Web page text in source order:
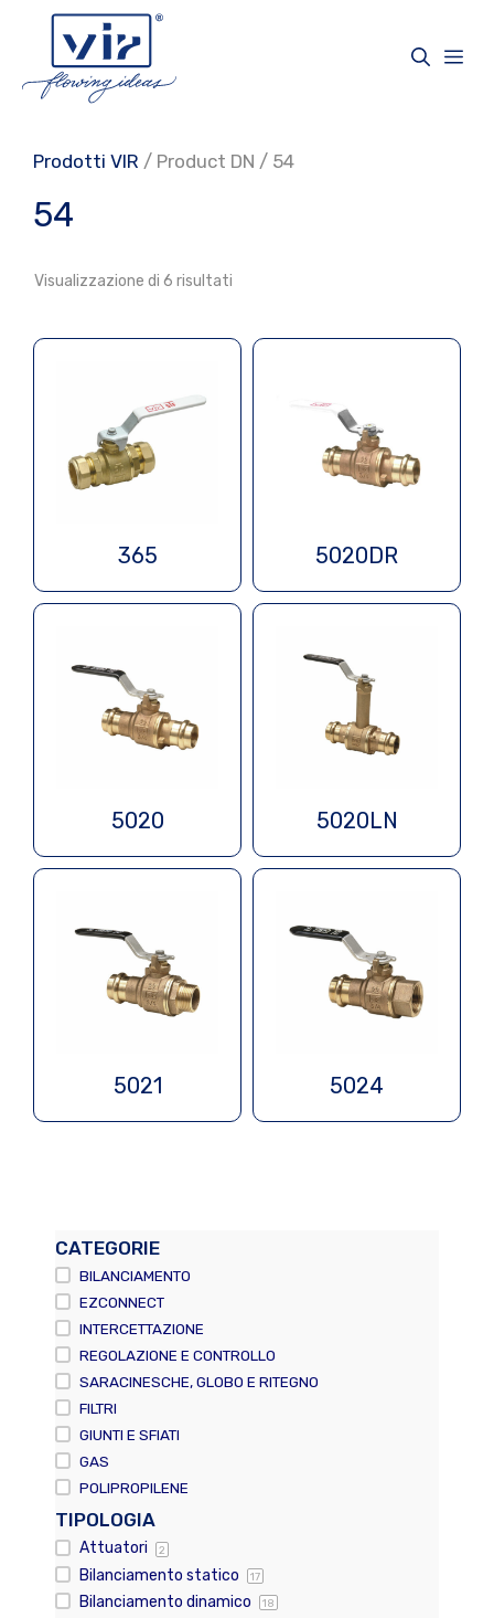
contenuto
Prodotti VIR / Product DN / 54
54
Visualizzazione di 6 risultati
365 5020DR
5020 5020LN
5021 5024
CATEGORIE
BILANCIAMENTO
EZCONNECT
INTERCETTAZIONE
REGOLAZIONE E CONTROLLO
SARACINESCHE, GLOBO E RITEGNO
FILTRI
GIUNTI E SFIATI
GAS
POLIPROPILENE
TIPOLOGIA
Attuatori 2
Bilanciamento statico 17
Bilanciamento dinamico 18